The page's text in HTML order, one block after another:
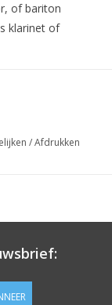
of bariton
klarinet of
/Afdrukken